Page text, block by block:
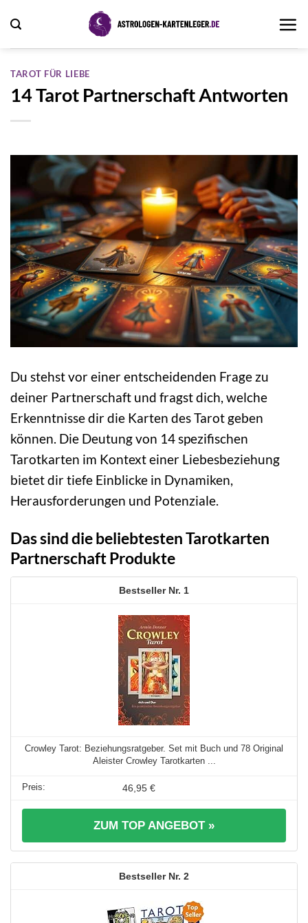
Inhalt
springen
TAROT FÜR LIEBE
14 Tarot Partnerschaft Antworten
Du stehst vor einer entscheidenden Frage zu
deiner Partnerschaft und fragst dich, welche
Erkenntnisse dir die Karten des Tarot geben
können. Die Deutung von 14 spezifischen
Tarotkarten im Kontext einer Liebesbeziehung
bietet dir tiefe Einblicke in Dynamiken,
Herausforderungen und Potenziale.
Das sind die beliebtesten Tarotkarten
Partnerschaft Produkte
1
Crowley Tarot: Beziehungsratgeber. Set mit Buch und 78 Original
Aleister Crowley Tarotkarten ...
46,95 €
ZUM TOP ANGEBOT »
2